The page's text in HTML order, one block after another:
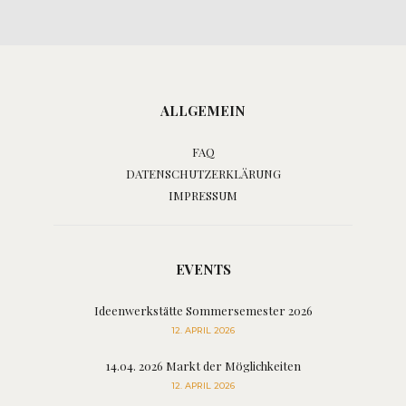
ALLGEMEIN
FAQ
DATENSCHUTZERKLÄRUNG
IMPRESSUM
EVENTS
Ideenwerkstätte Sommersemester 2026
12. APRIL 2026
14.04. 2026 Markt der Möglichkeiten
12. APRIL 2026